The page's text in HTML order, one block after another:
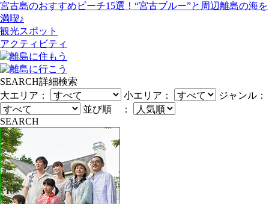
宮古島のおすすめビーチ15選！“宮古ブルー”と周辺離島の海を
満喫♪
観光スポット
アクティビティ
SEARCH詳細検索
大エリア：
小エリア：
ジャンル：
並び順 ：
SEARCH